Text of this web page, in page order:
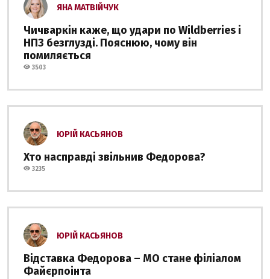
ЯНА МАТВІЙЧУК
Чичваркін каже, що удари по Wildberries і
НПЗ безглузді. Пояснюю, чому він
помиляється
3503
ЮРІЙ КАСЬЯНОВ
Хто насправді звільнив Федорова?
3235
ЮРІЙ КАСЬЯНОВ
Відставка Федорова – МО стане філіалом
Файєрпоінта